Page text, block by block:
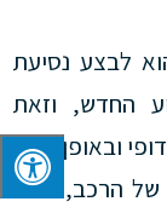
לבצע נסיעת
החדש, וזאת
ובאופן חלק.
הרכב, לתת